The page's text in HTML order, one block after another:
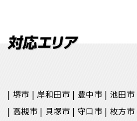
堺市 岸和田市 豊中市 池田市
高槻市
貝塚市 守口市 枚方市